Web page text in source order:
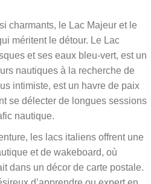
charmants, le Lac Majeur et le
méritent le détour. Le Lac
et ses eaux bleu-vert, est un
nautiques à la recherche de
intimiste, est un havre de paix
se délecter de longues sessions
nautique.
les lacs italiens offrent une
et de wakeboard, où
dans un décor de carte postale.